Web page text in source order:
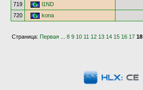
719
l1ND
720
kona
Страница:Первая ...8 9 10 11 12 13 14 15 16 17 18